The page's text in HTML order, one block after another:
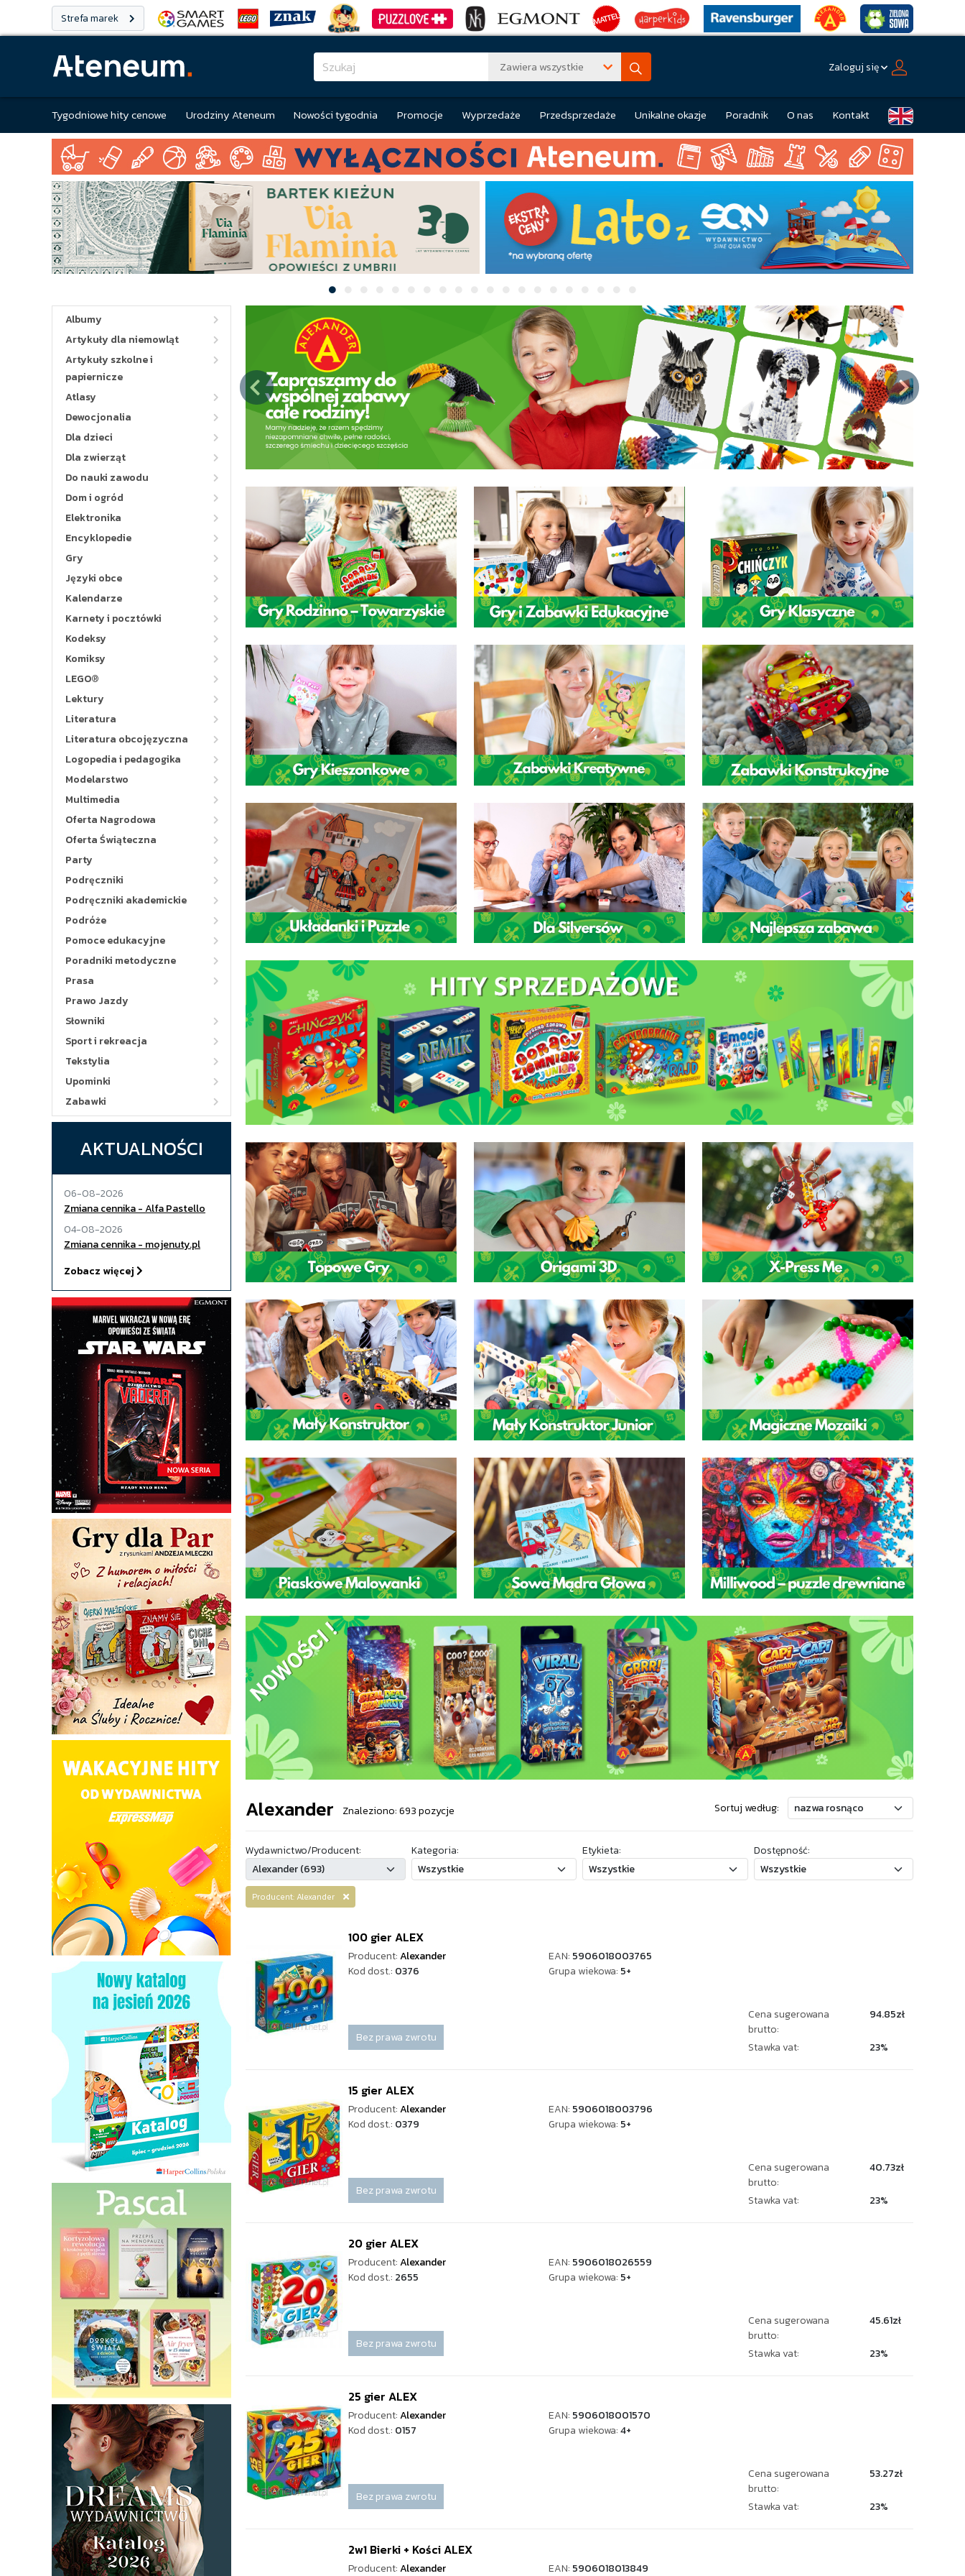
Strefa marek
Zawiera wszystkie Zaloguj się
Tygodniowe hity cenowe Urodziny Ateneum Nowości tygodnia Promocje Wyprzedaże Przedsprzedaże Unikalne okazje Poradnik O nas Kontakt
Albumy
Artykuły dla niemowląt
Artykuły szkolne i
papiernicze
Atlasy
Dewocjonalia
Dla dzieci
Dla zwierząt
Do nauki zawodu
Dom i ogród
Elektronika
Encyklopedie
Gry
Języki obce
Kalendarze
Karnety i pocztówki
Kodeksy
Komiksy
LEGO®
Lektury
Literatura
Literatura obcojęzyczna
Logopedia i pedagogika
Modelarstwo
Multimedia
Oferta Nagrodowa
Oferta Świąteczna
Party
Podręczniki
Podręczniki akademickie
Podróże
Pomoce edukacyjne
Poradniki metodyczne
Prasa
Prawo Jazdy
Słowniki
Sport i rekreacja
Tekstylia
Upominki
Zabawki
AKTUALNOŚCI
06-08-2026
Zmiana cennika - Alfa Pastello
04-08-2026
Zmiana cennika - mojenuty.pl
Zobacz więcej
Alexander Znaleziono: 693 pozycje Sortuj według:
Wydawnictwo/Producent: Kategoria: Etykieta: Dostępność:
Producent: Alexander
100 gier ALEX
Producent:Alexander EAN: 5906018003765
Kod dost.: 0376 Grupa wiekowa: 5+
Bez prawa zwrotu
Cena sugerowana
brutto:
94.85zł
Stawka vat: 23%
15 gier ALEX
Producent:Alexander EAN: 5906018003796
Kod dost.: 0379 Grupa wiekowa: 5+
Bez prawa zwrotu
Cena sugerowana
brutto:
40.73zł
Stawka vat: 23%
20 gier ALEX
Producent:Alexander EAN: 5906018026559
Kod dost.: 2655 Grupa wiekowa: 5+
Bez prawa zwrotu
Cena sugerowana
brutto:
45.61zł
Stawka vat: 23%
25 gier ALEX
Producent:Alexander EAN: 5906018001570
Kod dost.: 0157 Grupa wiekowa:4+
Bez prawa zwrotu
Cena sugerowana
brutto:
53.27zł
Stawka vat: 23%
2w1 Bierki + Kości ALEX
Producent:Alexander EAN: 5906018013849